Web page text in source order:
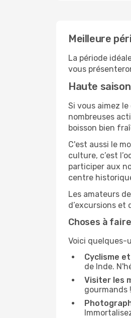
Meilleure
La période
vous
Haute
Si vous aimez
nombreuses
boisson bien
C'est aussi le
culture, c’est
participer aux
centre
Les amateurs
d’excursions et
Choses à
Voici quelques-
Cyclisme
de Inde.
Visiter les
gourmands !